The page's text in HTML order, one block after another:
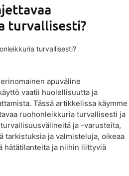
turvallisesti?
turvallisesti?
apuväline
vaatii huolellisuutta ja
Tässä artikkelissa käymme
ruohonleikkuria turvallisesti ja
ja -varusteita,
tarkistuksia ja valmisteluja, oikeaa
hätätilanteita ja niihin liittyviä